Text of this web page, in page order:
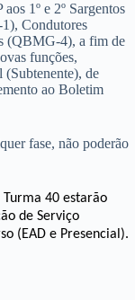
1º e 2º Sargentos
Condutores
(QBMG-4), a fim de
funções,
(Subtenente), de
ao Boletim
fase, não poderão
40 estarão
de Serviço
(EAD e Presencial).